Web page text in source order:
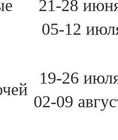
21-28
05-12
19-26
02-09